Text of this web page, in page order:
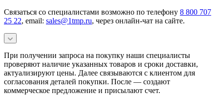
Связаться со специалистами возможно по телефону 8 800 707
25 22, email: sales@1tmp.ru, через онлайн-чат на сайте.
При получении запроса на покупку наши специалисты
проверяют наличие указанных товаров и сроки доставки,
актуализируют цены. Далее связываются с клиентом для
согласования деталей покупки. После — создают
коммерческое предложение и присылают счет.